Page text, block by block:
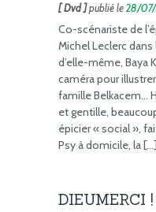
[ Dvd ]publié le28/
Co-scénariste de
Michel Leclerc
d’elle-même, Baya
caméra pour
famille Belkacem…
et gentille,
épicier « social »,
Psy à domicile, la […]
DIEUMERCI !